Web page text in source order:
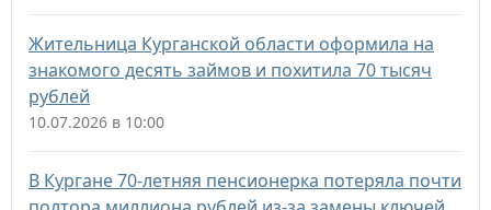
Жительница Курганской области оформила на
знакомого десять займов и похитила 70 тысяч
рублей
10.07.2026 в 10:00
В Кургане 70-летняя пенсионерка потеряла почти